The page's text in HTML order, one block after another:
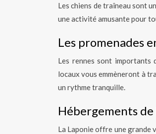
Les chiens de traîneau sont
une activité amusante pour
Les promenades
Les rennes sont importants
locaux vous emmèneront à
un rythme tranquille.
Hébergements
La Laponie offre une grande